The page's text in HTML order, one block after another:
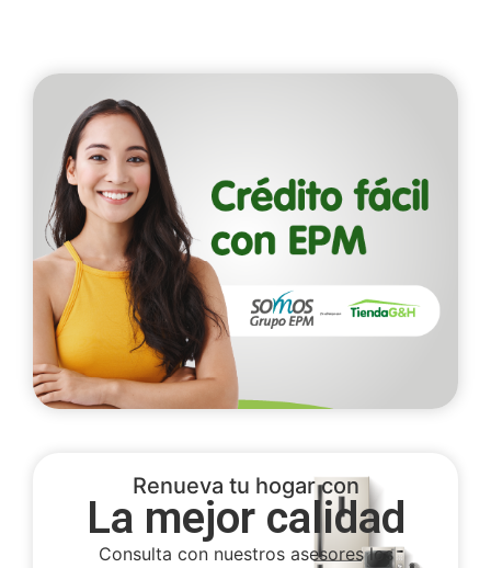
Renueva tu hogar con
La mejor calidad
Consulta con nuestros asesores los